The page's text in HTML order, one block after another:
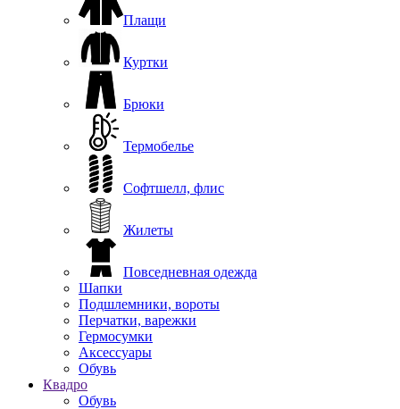
Плащи
Куртки
Брюки
Термобелье
Софтшелл, флис
Жилеты
Повседневная одежда
Шапки
Подшлемники, вороты
Перчатки, варежки
Гермосумки
Аксессуары
Обувь
Квадро
Обувь